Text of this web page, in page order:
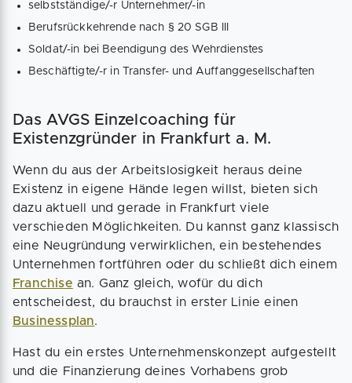
selbstständige/-r Unternehmer/-in
Berufsrückkehrende nach § 20 SGB III
Soldat/-in bei Beendigung des Wehrdienstes
Beschäftigte/-r in Transfer- und Auffanggesellschaften
Das AVGS Einzelcoaching für
Existenzgründer in Frankfurt a. M.
Wenn du aus der Arbeitslosigkeit heraus deine
Existenz in eigene Hände legen willst, bieten sich
dazu aktuell und gerade in Frankfurt viele
verschieden Möglichkeiten. Du kannst ganz klassisch
eine Neugründung verwirklichen, ein bestehendes
Unternehmen fortführen oder du schließt dich einem
Franchise an. Ganz gleich, wofür du dich
entscheidest, du brauchst in erster Linie einen
Businessplan.
Hast du ein erstes Unternehmenskonzept aufgestellt
und die Finanzierung deines Vorhabens grob